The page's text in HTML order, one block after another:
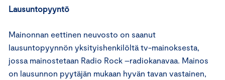
Lausuntopyyntö
Mainonnan eettinen neuvosto on saanut
lausuntopyynnön yksityishenkilöltä tv-mainoksesta,
jossa mainostetaan Radio Rock –radiokanavaa. Mainos
on lausunnon pyytäjän mukaan hyvän tavan vastainen,